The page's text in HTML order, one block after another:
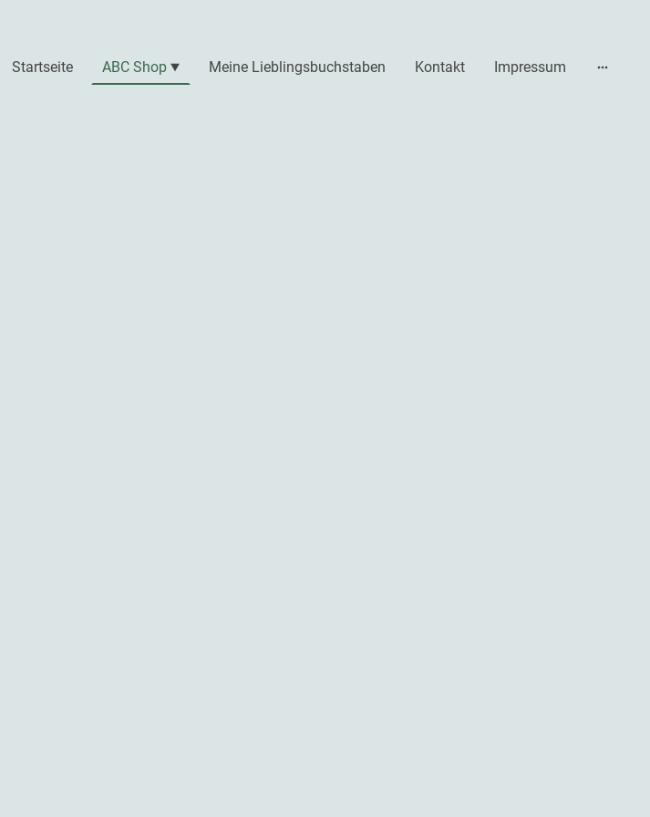
Startseite ABC Shop Meine Lieblingsbuchstaben Kontakt Impressum